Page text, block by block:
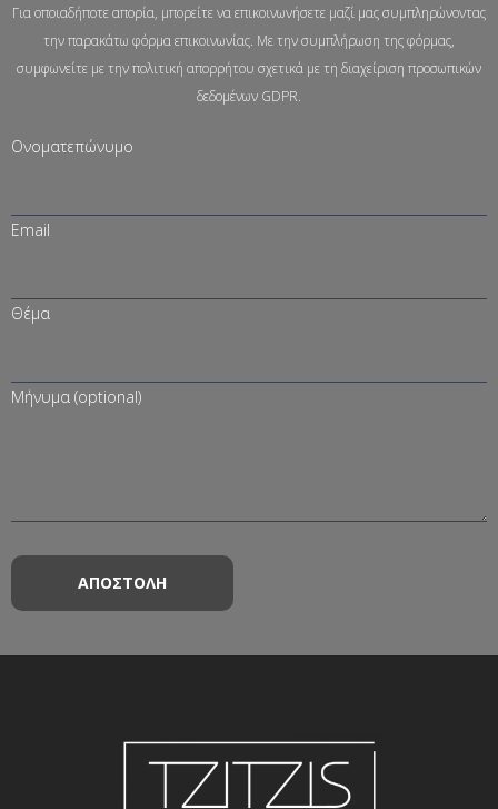
Για οποιαδήποτε απορία, μπορείτε να επικοινωνήσετε μαζί μας συμπληρώνοντας
την παρακάτω φόρμα επικοινωνίας. Με την συμπλήρωση της φόρμας,
συμφωνείτε με την πολιτική απορρήτου σχετικά με τη διαχείριση προσωπικών
δεδομένων GDPR.
Ονοματεπώνυμο
Email
Θέμα
Μήνυμα (optional)